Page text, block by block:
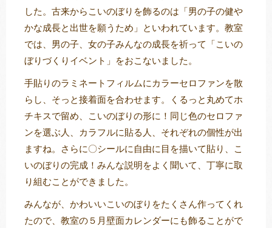
トレキング DIDIM
した。古来からこいのぼりを飾るのは「男の子の健や
かな成長と出世を願うため」といわれています。教室
では、男の子、女の子みんなの成長を祈って「こいの
ぼりづくりイベント」をおこないました。
手貼りのラミネートフィルムにカラーセロファンを散
らし、そっと接着面を合わせます。くるっと丸めてホ
チキスで留め、こいのぼりの形に！同じ色のセロファ
ンを選ぶ人、カラフルに貼る人、それぞれの個性が出
ますね。さらに〇シールに自由に目を描いて貼り、こ
いのぼりの完成！みんな説明をよく聞いて、丁寧に取
り組むことができました。
みんなが、かわいいこいのぼりをたくさん作ってくれ
たので、教室の５月壁面カレンダーにも飾ることがで